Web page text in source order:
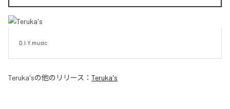
D.I.Y.music
Teruka'sの他のリリース： Teruka's